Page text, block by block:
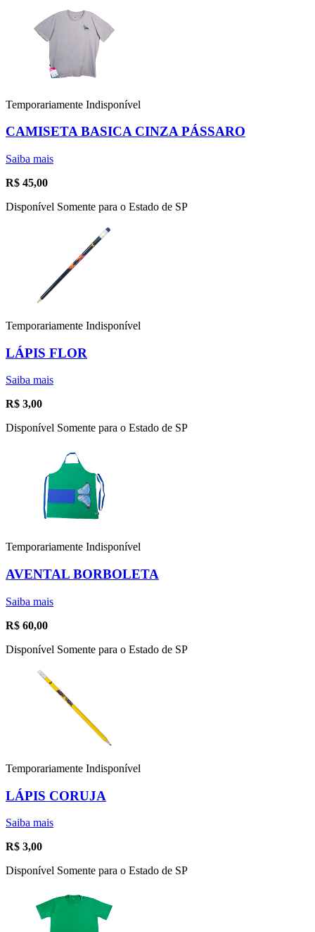
Temporariamente Indisponível
CAMISETA BASICA CINZA PÁSSARO
Saiba mais
R$ 45,00
Disponível Somente para o Estado de SP
Temporariamente Indisponível
LÁPIS FLOR
Saiba mais
R$ 3,00
Disponível Somente para o Estado de SP
Temporariamente Indisponível
AVENTAL BORBOLETA
Saiba mais
R$ 60,00
Disponível Somente para o Estado de SP
Temporariamente Indisponível
LÁPIS CORUJA
Saiba mais
R$ 3,00
Disponível Somente para o Estado de SP